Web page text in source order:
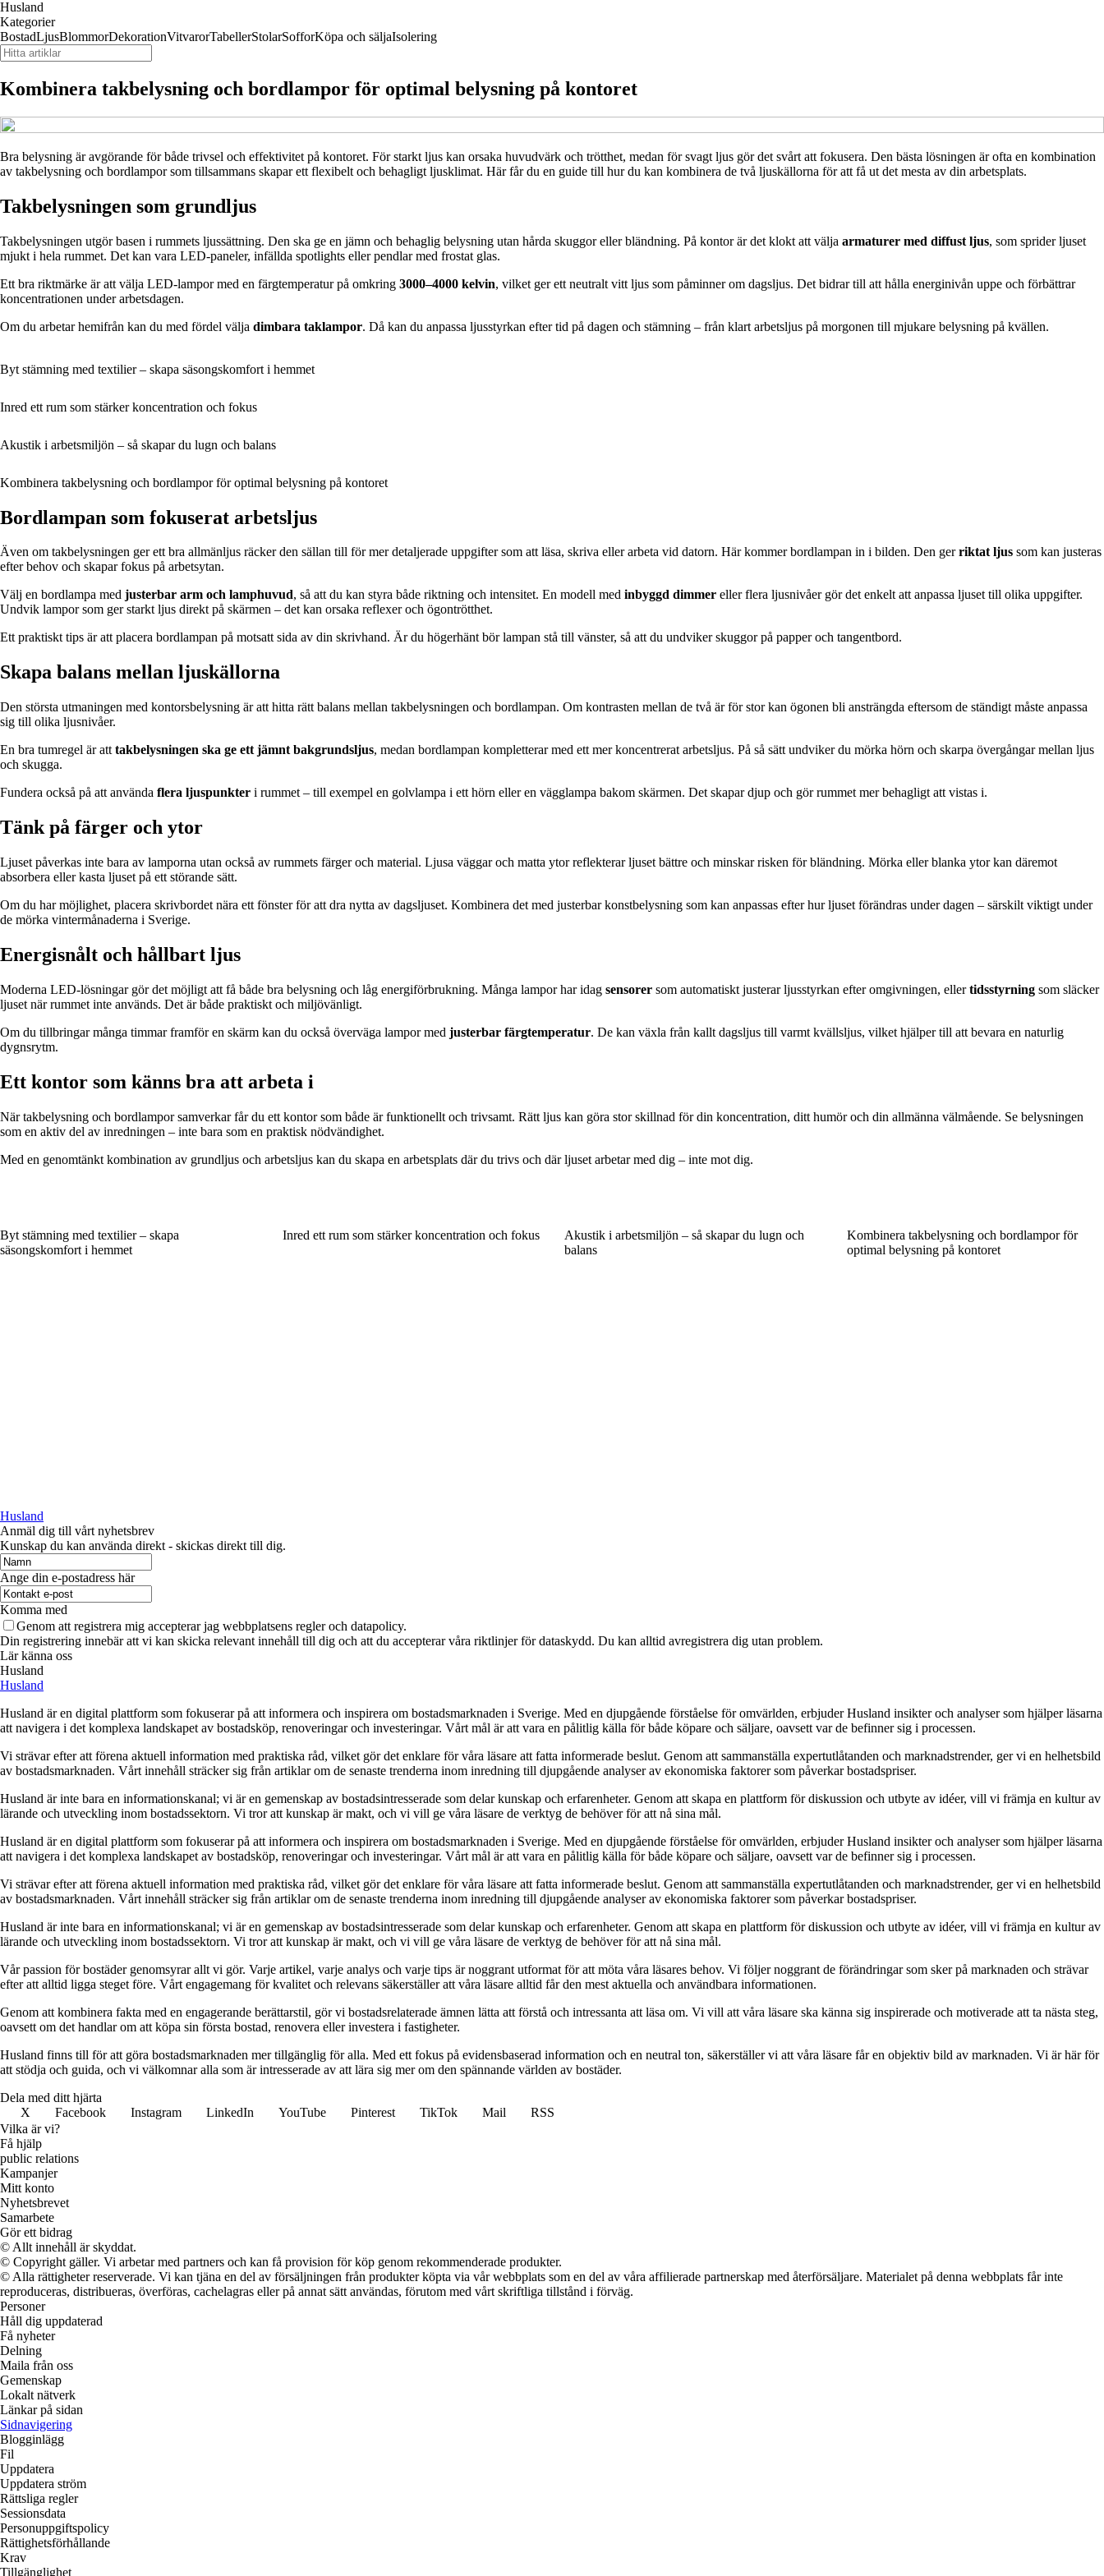
Husland
Kategorier
BostadLjusBlommorDekorationVitvarorTabellerStolarSofforKöpa och säljaIsolering
Kombinera takbelysning och bordlampor för optimal belysning på kontoret
Bra belysning är avgörande för både trivsel och effektivitet på kontoret. För starkt ljus kan orsaka huvudvärk och trötthet, medan för svagt ljus gör det svårt att fokusera. Den bästa lösningen är ofta en kombination
av takbelysning och bordlampor som tillsammans skapar ett flexibelt och behagligt ljusklimat. Här får du en guide till hur du kan kombinera de två ljuskällorna för att få ut det mesta av din arbetsplats.
Takbelysningen som grundljus
Takbelysningen utgör basen i rummets ljussättning. Den ska ge en jämn och behaglig belysning utan hårda skuggor eller bländning. På kontor är det klokt att välja armaturer med diffust ljus, som sprider ljuset
mjukt i hela rummet. Det kan vara LED-paneler, infällda spotlights eller pendlar med frostat glas.
Ett bra riktmärke är att välja LED-lampor med en färgtemperatur på omkring 3000–4000 kelvin, vilket ger ett neutralt vitt ljus som påminner om dagsljus. Det bidrar till att hålla energinivån uppe och förbättrar
koncentrationen under arbetsdagen.
Om du arbetar hemifrån kan du med fördel välja dimbara taklampor. Då kan du anpassa ljusstyrkan efter tid på dagen och stämning – från klart arbetsljus på morgonen till mjukare belysning på kvällen.
Byt stämning med textilier – skapa säsongskomfort i hemmet
Inred ett rum som stärker koncentration och fokus
Akustik i arbetsmiljön – så skapar du lugn och balans
Kombinera takbelysning och bordlampor för optimal belysning på kontoret
Bordlampan som fokuserat arbetsljus
Även om takbelysningen ger ett bra allmänljus räcker den sällan till för mer detaljerade uppgifter som att läsa, skriva eller arbeta vid datorn. Här kommer bordlampan in i bilden. Den gerriktat ljus som kan justeras
efter behov och skapar fokus på arbetsytan.
Välj en bordlampa med justerbar arm och lamphuvud, så att du kan styra både riktning och intensitet. En modell med inbyggd dimmer eller flera ljusnivåer gör det enkelt att anpassa ljuset till olika uppgifter.
Undvik lampor som ger starkt ljus direkt på skärmen – det kan orsaka reflexer och ögontrötthet.
Ett praktiskt tips är att placera bordlampan på motsatt sida av din skrivhand. Är du högerhänt bör lampan stå till vänster, så att du undviker skuggor på papper och tangentbord.
Skapa balans mellan ljuskällorna
Den största utmaningen med kontorsbelysning är att hitta rätt balans mellan takbelysningen och bordlampan. Om kontrasten mellan de två är för stor kan ögonen bli ansträngda eftersom de ständigt måste anpassa
sig till olika ljusnivåer.
En bra tumregel är att takbelysningen ska ge ett jämnt bakgrundsljus, medan bordlampan kompletterar med ett mer koncentrerat arbetsljus. På så sätt undviker du mörka hörn och skarpa övergångar mellan ljus
och skugga.
Fundera också på att använda flera ljuspunkter i rummet – till exempel en golvlampa i ett hörn eller en vägglampa bakom skärmen. Det skapar djup och gör rummet mer behagligt att vistas i.
Tänk på färger och ytor
Ljuset påverkas inte bara av lamporna utan också av rummets färger och material. Ljusa väggar och matta ytor reflekterar ljuset bättre och minskar risken för bländning. Mörka eller blanka ytor kan däremot
absorbera eller kasta ljuset på ett störande sätt.
Om du har möjlighet, placera skrivbordet nära ett fönster för att dra nytta av dagsljuset. Kombinera det med justerbar konstbelysning som kan anpassas efter hur ljuset förändras under dagen – särskilt viktigt under
de mörka vintermånaderna i Sverige.
Energisnålt och hållbart ljus
Moderna LED-lösningar gör det möjligt att få både bra belysning och låg energiförbrukning. Många lampor har idag sensorer som automatiskt justerar ljusstyrkan efter omgivningen, ellertidsstyrning som släcker
ljuset när rummet inte används. Det är både praktiskt och miljövänligt.
Om du tillbringar många timmar framför en skärm kan du också överväga lampor med justerbar färgtemperatur. De kan växla från kallt dagsljus till varmt kvällsljus, vilket hjälper till att bevara en naturlig
dygnsrytm.
Ett kontor som känns bra att arbeta i
När takbelysning och bordlampor samverkar får du ett kontor som både är funktionellt och trivsamt. Rätt ljus kan göra stor skillnad för din koncentration, ditt humör och din allmänna välmående. Se belysningen
som en aktiv del av inredningen – inte bara som en praktisk nödvändighet.
Med en genomtänkt kombination av grundljus och arbetsljus kan du skapa en arbetsplats där du trivs och där ljuset arbetar med dig – inte mot dig.
Byt stämning med textilier – skapa
säsongskomfort i hemmet
Inred ett rum som stärker koncentration och fokus
Akustik i arbetsmiljön – så skapar du lugn och
balans
Kombinera takbelysning och bordlampor för
optimal belysning på kontoret
Husland
Anmäl dig till vårt nyhetsbrev
Kunskap du kan använda direkt - skickas direkt till dig.
Ange din e-postadress här
Komma med
Genom att registrera mig accepterar jag webbplatsens regler och datapolicy.
Din registrering innebär att vi kan skicka relevant innehåll till dig och att du accepterar våra riktlinjer för dataskydd. Du kan alltid avregistrera dig utan problem.
Lär känna oss
Husland
Husland
Husland är en digital plattform som fokuserar på att informera och inspirera om bostadsmarknaden i Sverige. Med en djupgående förståelse för omvärlden, erbjuder Husland insikter och analyser som hjälper läsarna
att navigera i det komplexa landskapet av bostadsköp, renoveringar och investeringar. Vårt mål är att vara en pålitlig källa för både köpare och säljare, oavsett var de befinner sig i processen.
Vi strävar efter att förena aktuell information med praktiska råd, vilket gör det enklare för våra läsare att fatta informerade beslut. Genom att sammanställa expertutlåtanden och marknadstrender, ger vi en helhetsbild
av bostadsmarknaden. Vårt innehåll sträcker sig från artiklar om de senaste trenderna inom inredning till djupgående analyser av ekonomiska faktorer som påverkar bostadspriser.
Husland är inte bara en informationskanal; vi är en gemenskap av bostadsintresserade som delar kunskap och erfarenheter. Genom att skapa en plattform för diskussion och utbyte av idéer, vill vi främja en kultur av
lärande och utveckling inom bostadssektorn. Vi tror att kunskap är makt, och vi vill ge våra läsare de verktyg de behöver för att nå sina mål.
Husland är en digital plattform som fokuserar på att informera och inspirera om bostadsmarknaden i Sverige. Med en djupgående förståelse för omvärlden, erbjuder Husland insikter och analyser som hjälper läsarna
att navigera i det komplexa landskapet av bostadsköp, renoveringar och investeringar. Vårt mål är att vara en pålitlig källa för både köpare och säljare, oavsett var de befinner sig i processen.
Vi strävar efter att förena aktuell information med praktiska råd, vilket gör det enklare för våra läsare att fatta informerade beslut. Genom att sammanställa expertutlåtanden och marknadstrender, ger vi en helhetsbild
av bostadsmarknaden. Vårt innehåll sträcker sig från artiklar om de senaste trenderna inom inredning till djupgående analyser av ekonomiska faktorer som påverkar bostadspriser.
Husland är inte bara en informationskanal; vi är en gemenskap av bostadsintresserade som delar kunskap och erfarenheter. Genom att skapa en plattform för diskussion och utbyte av idéer, vill vi främja en kultur av
lärande och utveckling inom bostadssektorn. Vi tror att kunskap är makt, och vi vill ge våra läsare de verktyg de behöver för att nå sina mål.
Vår passion för bostäder genomsyrar allt vi gör. Varje artikel, varje analys och varje tips är noggrant utformat för att möta våra läsares behov. Vi följer noggrant de förändringar som sker på marknaden och strävar
efter att alltid ligga steget före. Vårt engagemang för kvalitet och relevans säkerställer att våra läsare alltid får den mest aktuella och användbara informationen.
Genom att kombinera fakta med en engagerande berättarstil, gör vi bostadsrelaterade ämnen lätta att förstå och intressanta att läsa om. Vi vill att våra läsare ska känna sig inspirerade och motiverade att ta nästa steg,
oavsett om det handlar om att köpa sin första bostad, renovera eller investera i fastigheter.
Husland finns till för att göra bostadsmarknaden mer tillgänglig för alla. Med ett fokus på evidensbaserad information och en neutral ton, säkerställer vi att våra läsare får en objektiv bild av marknaden. Vi är här för
att stödja och guida, och vi välkomnar alla som är intresserade av att lära sig mer om den spännande världen av bostäder.
Dela med ditt hjärta
X
Facebook Instagram LinkedIn YouTube Pinterest TikTok Mail
RSS
Vilka är vi?
Få hjälp
public relations
Kampanjer
Mitt konto
Nyhetsbrevet
Samarbete
Gör ett bidrag
© Allt innehåll är skyddat.
© Copyright gäller. Vi arbetar med partners och kan få provision för köp genom rekommenderade produkter.
© Alla rättigheter reserverade. Vi kan tjäna en del av försäljningen från produkter köpta via vår webbplats som en del av våra affilierade partnerskap med återförsäljare. Materialet på denna webbplats får inte
reproduceras, distribueras, överföras, cachelagras eller på annat sätt användas, förutom med vårt skriftliga tillstånd i förväg.
Personer
Håll dig uppdaterad
Få nyheter
Delning
Maila från oss
Gemenskap
Lokalt nätverk
Länkar på sidan
Sidnavigering
Blogginlägg
Fil
Uppdatera
Uppdatera ström
Rättsliga regler
Sessionsdata
Personuppgiftspolicy
Rättighetsförhållande
Krav
Tillgänglighet